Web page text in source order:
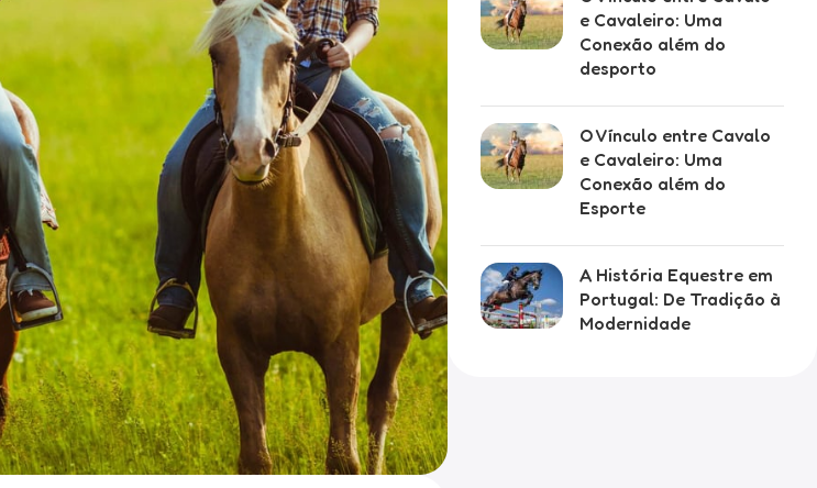
e Cavaleiro: Uma
Conexão além do
desporto
O Vínculo entre Cavalo
e Cavaleiro: Uma
Conexão além do
Esporte
A História Equestre em
Portugal: De Tradição à
Modernidade